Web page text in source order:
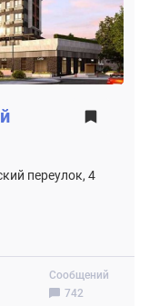
Сообщений
742
переулок, 4